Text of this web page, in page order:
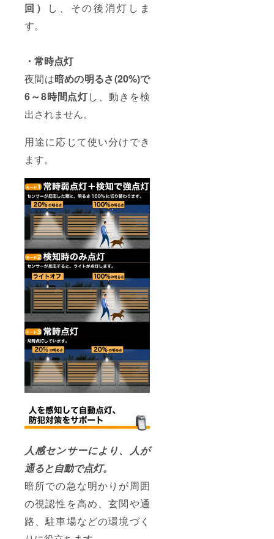
回）
し、その後消灯しま
す。
・常時点灯
夜間は暗めの明るさ(20%)で
6～8時間点灯し、動きを検
出されません。
用途に応じて使い分けでき
ます。
人感センサーにより、人が
通ると自動で点灯。
暗所での急な明かりが周囲
の視認性を高め、玄関や通
路、駐車場などの環境づく